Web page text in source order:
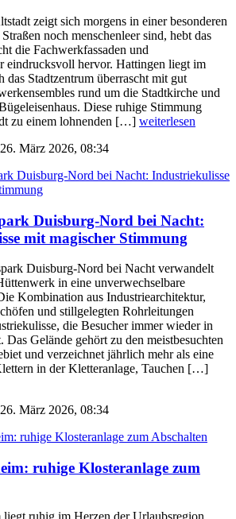
zeigt sich morgens in einer besonderen
noch menschenleer sind, hebt das
die Fachwerkfassaden und
eindrucksvoll hervor. Hattingen liegt im
das Stadtzentrum überrascht mit gut
rund um die Stadtkirche und
Diese ruhige Stimmung
zu einem lohnenden […] weiterlesen
26. März 2026, 08:34
Duisburg-Nord bei Nacht:
mit magischer Stimmung
Duisburg-Nord bei Nacht verwandelt
in eine unverwechselbare
Kombination aus Industriearchitektur,
und stillgelegten Rohrleitungen
die Besucher immer wieder in
Das Gelände gehört zu den meistbesuchten
und verzeichnet jährlich mehr als eine
in der Kletteranlage, Tauchen […]
26. März 2026, 08:34
ruhige Klosteranlage zum
ruhig im Herzen der Urlaubsregion